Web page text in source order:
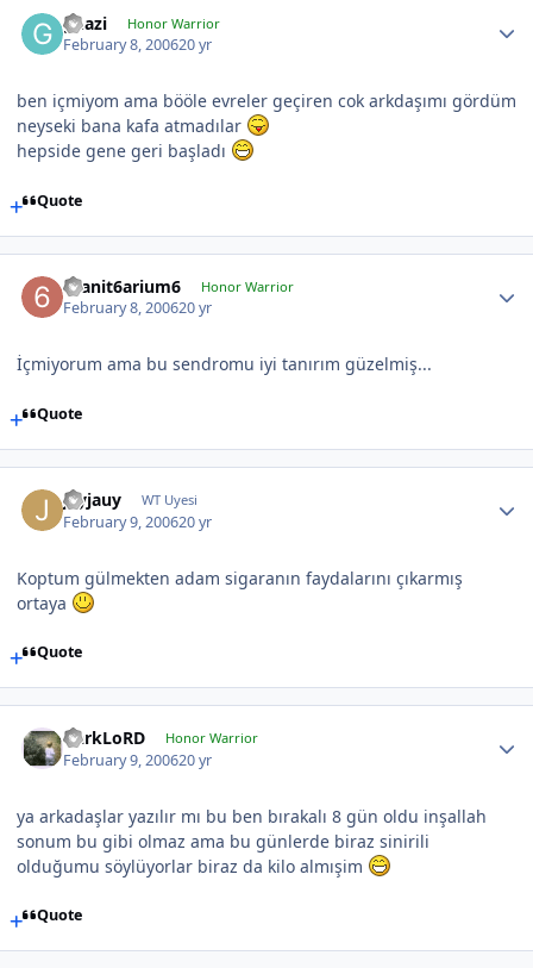
ghazi Honor Warrior
February 8, 200620 yr
ben içmiyom ama bööle evreler geçiren cok arkdaşımı gördüm
neyseki bana kafa atmadılar
hepside gene geri başladı
Quote
6sanit6arium6 Honor Warrior
February 8, 200620 yr
İçmiyorum ama bu sendromu iyi tanırım güzelmiş...
Quote
jayjauy WT Uyesi
February 9, 200620 yr
Koptum gülmekten adam sigaranın faydalarını çıkarmış
ortaya
Quote
DarkLoRD Honor Warrior
February 9, 200620 yr
ya arkadaşlar yazılır mı bu ben bırakalı 8 gün oldu inşallah
sonum bu gibi olmaz ama bu günlerde biraz sinirili
olduğumu söylüyorlar biraz da kilo almışim
Quote